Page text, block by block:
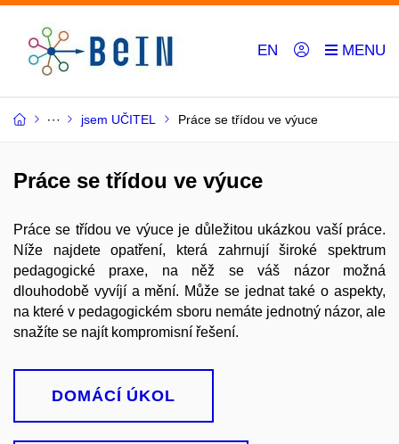
EN
jsem UČITEL Práce se třídou ve výuce
Práce se třídou ve výuce
Práce se třídou ve výuce je důležitou ukázkou vaší práce.
Níže najdete opatření, která zahrnují široké spektrum
pedagogické praxe, na něž se váš názor možná
dlouhodobě vyvíjí a mění. Může se jednat také o aspekty,
na které v pedagogickém sboru nemáte jednotný názor, ale
snažíte se najít kompromisní řešení.
DOMÁCÍ ÚKOL